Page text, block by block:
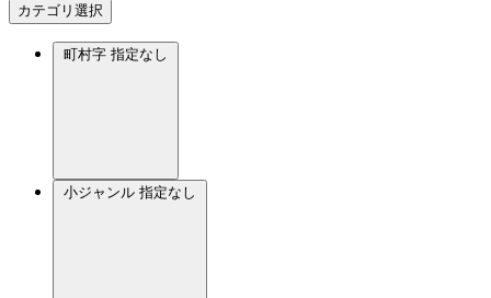
カテゴリ選択
町村字 指定なし
小ジャンル 指定なし